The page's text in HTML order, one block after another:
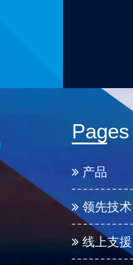
Pages
产品
领先技术
线上支援